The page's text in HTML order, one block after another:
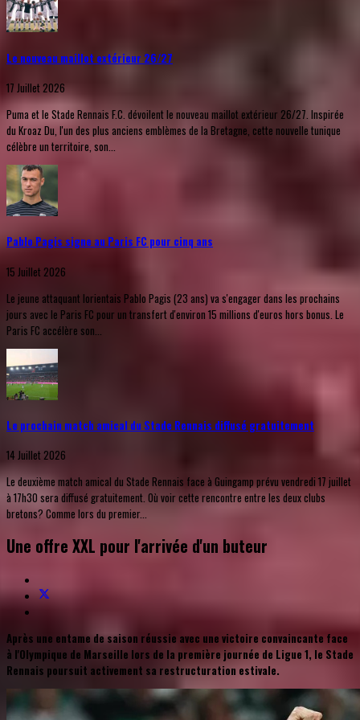
Le nouveau maillot extérieur 26/27
17 Juillet 2026
Puma et le Stade Rennais F.C. dévoilent le nouveau maillot extérieur 26/27. Inspirée
du Kroaz Du, l'un des plus anciens emblèmes de la Bretagne, cette nouvelle tunique
célèbre un territoire, son...
Pablo Pagis signe au Paris FC pour cinq ans
15 Juillet 2026
Le jeune attaquant lorientais Pablo Pagis (23 ans) va s'engager dans les prochains
jours avec le Paris FC pour un transfert d'environ 15 millions d'euros hors bonus. Le
Paris FC accélère son...
Le prochain match amical du Stade Rennais diffusé gratuitement
14 Juillet 2026
Le deuxième match amical du Stade Rennais face à Guingamp prévu vendredi 17 juillet
à 17h30 sera diffusé gratuitement. Où voir cette rencontre entre les deux clubs
bretons? Comme lors du premier...
Une offre XXL pour l'arrivée d'un buteur
Après une entame de saison réussie avec une victoire convaincante face
à l'Olympique de Marseille lors de la première journée de Ligue 1, le Stade
Rennais poursuit activement sa restructuration estivale.